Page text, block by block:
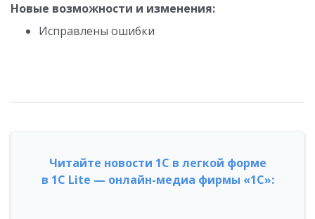
Новые возможности и изменения:
Исправлены ошибки
Читайте новости 1С в легкой форме
в 1С Lite — онлайн-медиа фирмы «1С»: